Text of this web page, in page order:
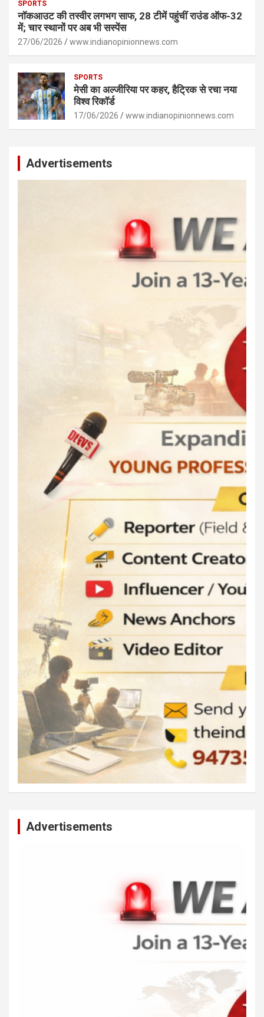
SPORTS
नॉकआउट की तस्वीर लगभग साफ, 28 टीमें पहुंचीं राउंड ऑफ-32
में; चार स्थानों पर अब भी सस्पेंस
27/06/2026 www.indianopinionnews.com
SPORTS
मेसी का अल्जीरिया पर कहर, हैट्रिक से रचा नया
विश्व रिकॉर्ड
17/06/2026 www.indianopinionnews.com
Advertisements
Advertisements